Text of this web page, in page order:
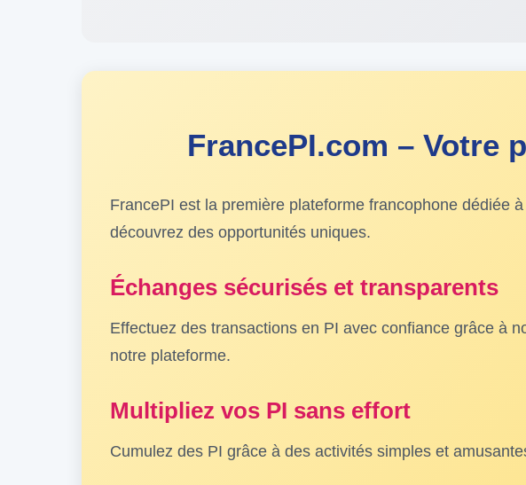
FrancePI.com – Votre
FrancePI est la première plateforme francophone dédiée
découvrez des opportunités uniques.
Échanges sécurisés et transparents
Effectuez des transactions en PI avec confiance grâce à
notre plateforme.
Multipliez vos PI sans effort
Cumulez des PI grâce à des activités simples et